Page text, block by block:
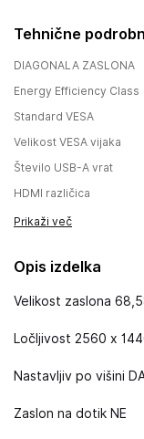
Tehnične
DIAGONALA ZASLONA
Energy Efficiency Class
Standard VESA
Velikost VESA vijaka
Število USB-A vrat
HDMI različica
Prikaži več
Opis izdelka
Velikost zaslona
Ločljivost 2560 x
Nastavljiv po višini
Zaslon na dotik NE